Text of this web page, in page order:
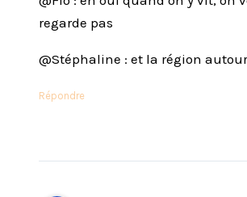
regarde pas
@Stéphaline : et la région
Répondre